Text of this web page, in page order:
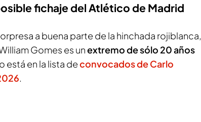
fichaje del Atlético de Madrid
a buena parte de la hinchada rojiblanca,
Gomes es unextremo de sólo 20 años
está en la lista deconvocados de Carlo
.